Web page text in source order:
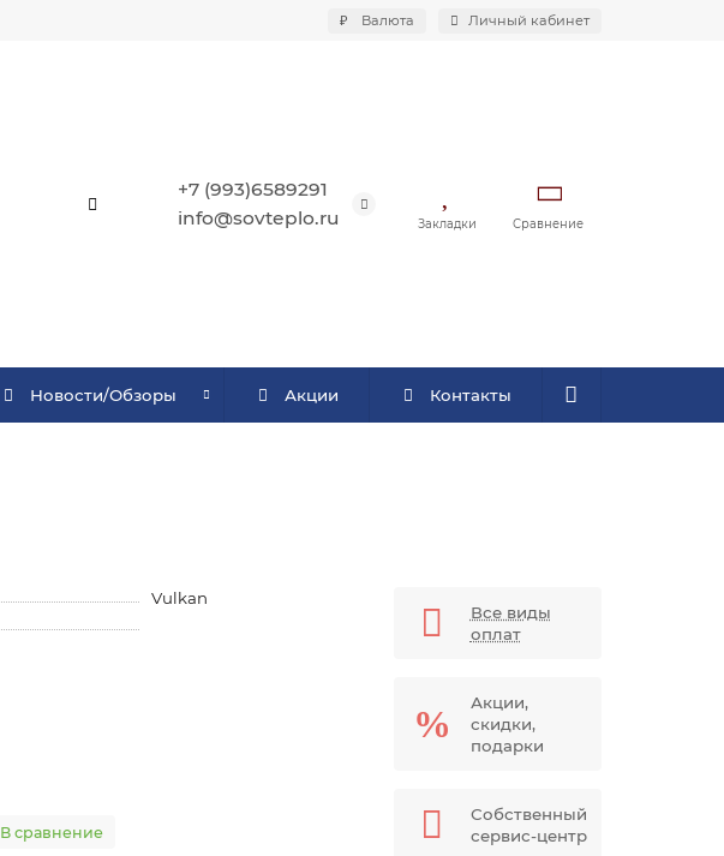
₽ Валюта Личный кабинет
+7 (993)6589291
info@sovteplo.ru
Закладки Сравнение
Новости/Обзоры Акции Контакты
Vulkan
В сравнение
Все виды
оплат
Акции,
скидки,
подарки
Собственный
сервис-центр